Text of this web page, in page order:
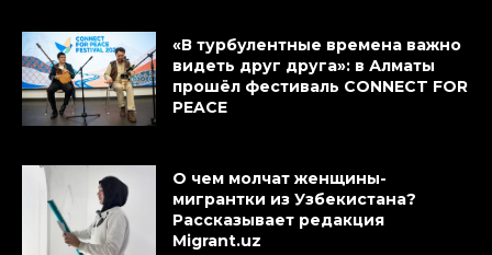
«В турбулентные времена важно
видеть друг друга»: в Алматы
прошёл фестиваль CONNECT FOR
PEACE
О чем молчат женщины-
мигрантки из Узбекистана?
Рассказывает редакция
Migrant.uz